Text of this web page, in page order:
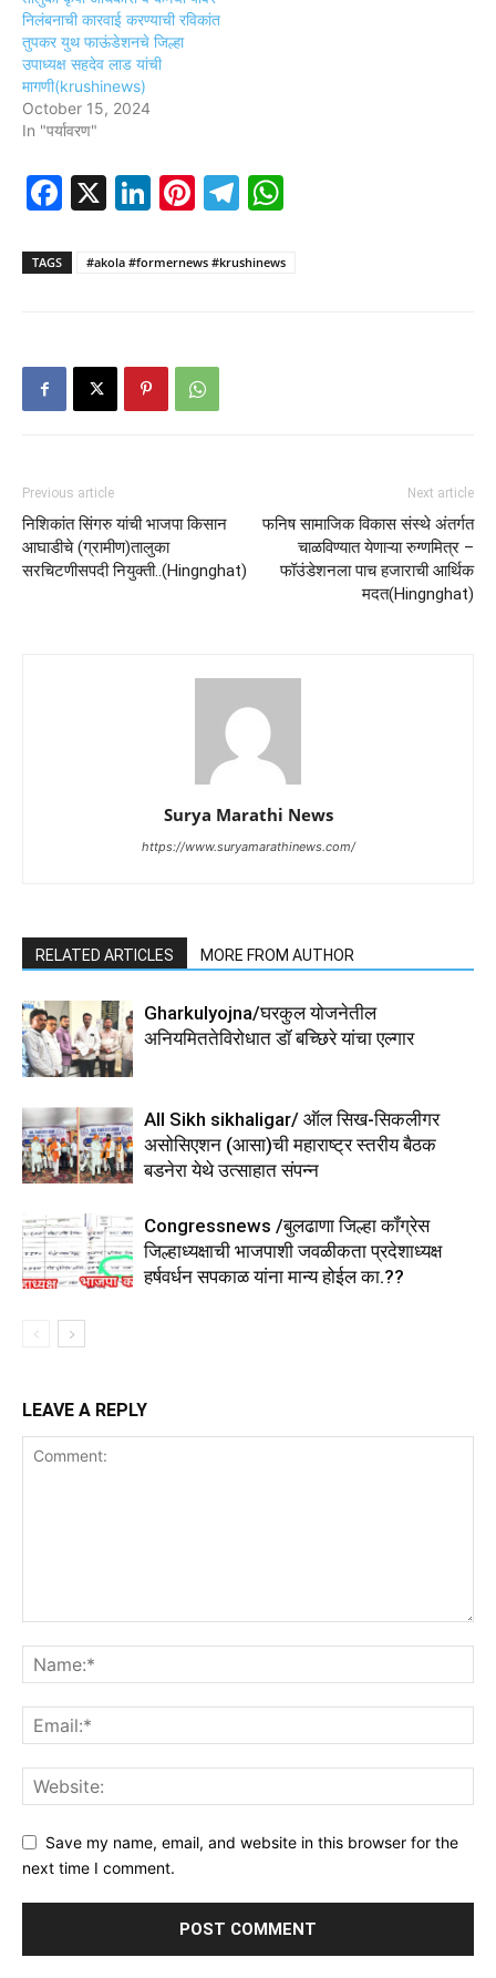
निलंबनाची कारवाई करण्याची रविकांत
तुपकर युथ फाऊंडेशनचे जिल्हा
उपाध्यक्ष सहदेव लाड यांची
मागणी(krushinews)
October 15, 2024
In "पर्यावरण"
Facebook
X LinkedIn
Pinterest
Telegram
TAGS #akola #formernews #krushinews
Previous article
निशिकांत सिंगरु यांची भाजपा किसान
आघाडीचे (ग्रामीण)तालुका
सरचिटणीसपदी नियुक्ती..(Hingnghat)
Next article
फनिष सामाजिक विकास संस्थे अंतर्गत
चाळविण्यात येणाऱ्या रुग्णमित्र –
फॉउंडेशनला पाच हजाराची आर्थिक
मदत(Hingnghat)
Surya Marathi News
https://www.suryamarathinews.com/
RELATED ARTICLES MORE FROM AUTHOR
Gharkulyojna/घरकुल योजनेतील
अनियमिततेविरोधात डॉ बच्छिरे यांचा एल्गार
All Sikh sikhaligar/ ऑल सिख-सिकलीगर
असोसिएशन (आसा)ची महाराष्ट्र स्तरीय बैठक
बडनेरा येथे उत्साहात संपन्न
Congressnews /बुलढाणा जिल्हा कॉंग्रेस
जिल्हाध्यक्षाची भाजपाशी जवळीकता प्रदेशाध्यक्ष
हर्षवर्धन सपकाळ यांना मान्य होईल का.??
LEAVE A REPLY
Save my name, email, and website in this browser for the
next time I comment.